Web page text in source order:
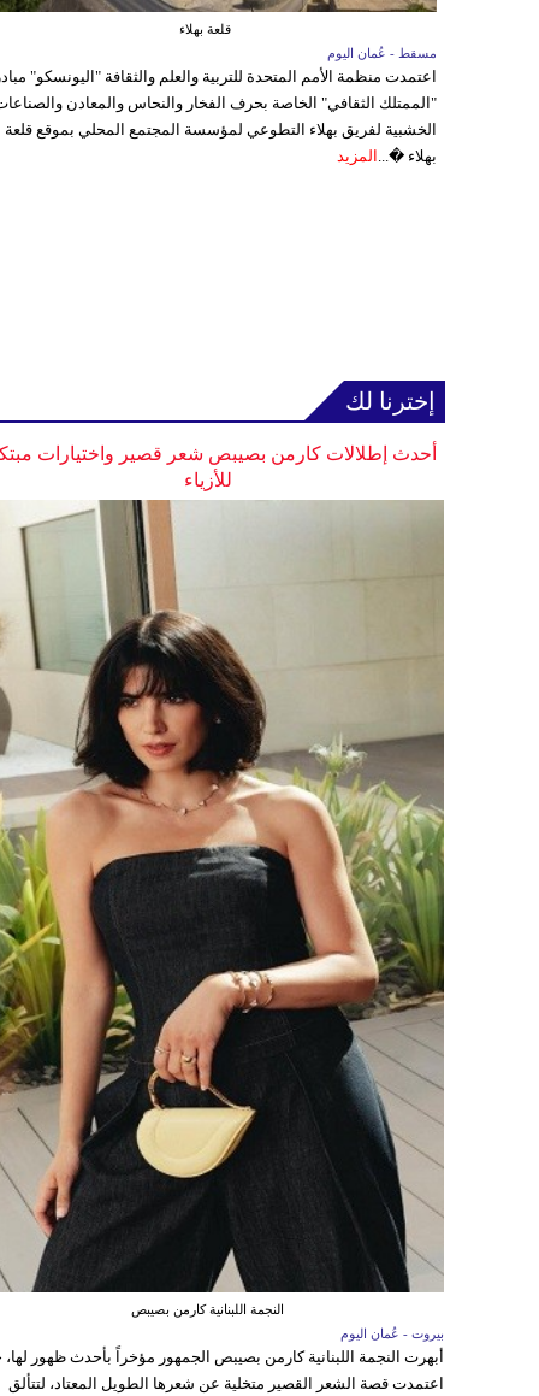
قلعة بهلاء
مسقط - عُمان اليوم
اعتمدت منظمة الأمم المتحدة للتربية والعلم والثقافة "اليونسكو"
"الممتلك الثقافي" الخاصة بحرف الفخار والنحاس والمعادن
الخشبية لفريق بهلاء التطوعي لمؤسسة المجتمع المحلي بموقع قلعة
بهلاء �... المزيد
إخترنا لك
أحدث إطلالات كارمن بصيبص شعر قصير واختيارات
للأزياء
النجمة اللبنانية كارمن بصيبص
بيروت - عُمان اليوم
أبهرت النجمة اللبنانية كارمن بصيبص الجمهور مؤخراً بأحدث ظهور
اعتمدت قصة الشعر القصير متخلية عن شعرها الطويل المعتاد، لتتألق